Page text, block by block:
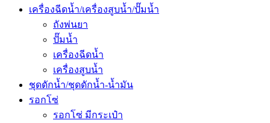
เครื่องฉีดน้ำ/เครื่องสูบน้ำ/ปั๊มน้ำ
ถังพ่นยา
ปั๊มน้ำ
เครื่องฉีดน้ำ
เครื่องสูบน้ำ
ชุดดักน้ำ/ชุดดักน้ำ-น้ำมัน
รอกโซ่
รอกโซ่ มีกระเป๋า